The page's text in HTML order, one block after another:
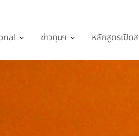
ข่าวทุนฯ หลักสูตรเปิด